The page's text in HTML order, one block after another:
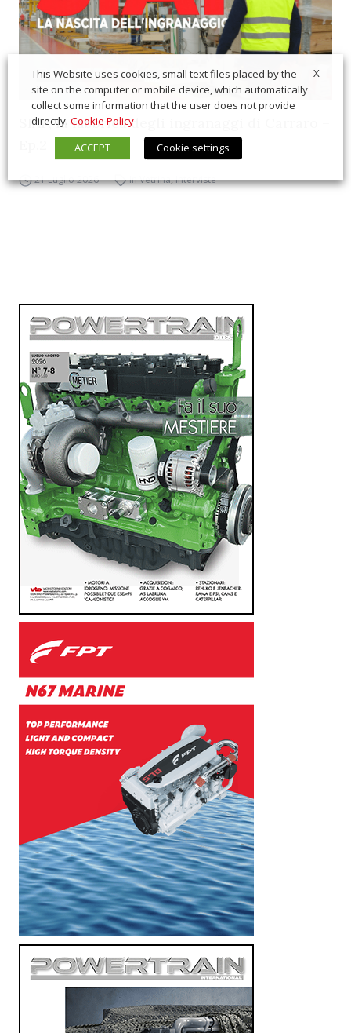
SIAP, la fabbrica degli ingranaggi di Carraro –
21 Luglio 2026 In Vetrina,Interviste
X
This Website uses cookies, small text files placed by the
site on the computer or mobile device, which automatically
collect some information that the user does not provide
directly. Cookie Policy
ACCEPT
Cookie settings